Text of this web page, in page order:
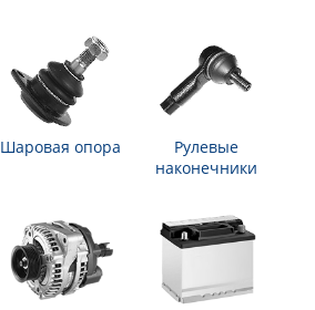
Шаровая опора
Рулевые
наконечники